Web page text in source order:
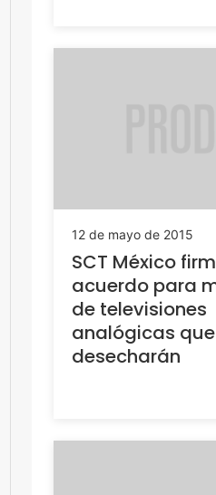
12 de mayo de 2015
SCT México
acuerdo para
de televisiones
analógicas
desecharán